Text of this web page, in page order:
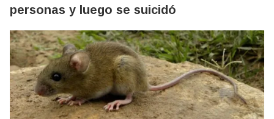
personas y luego se suicidó